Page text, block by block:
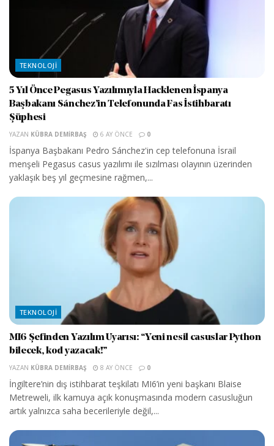
TEKNOLOJI
5 Yıl Önce Pegasus Yazılımıyla Hacklenen İspanya
Başbakanı Sánchez’in Telefonunda Fas İstihbaratı
Şüphesi
YAZAN KÜBRA DEMIRBAŞ 6 AY ÖNCE 0
İspanya Başbakanı Pedro Sánchez'in cep telefonuna İsrail
menşeli Pegasus casus yazılımı ile sızılması olayının üzerinden
yaklaşık beş yıl geçmesine rağmen,...
TEKNOLOJI
MI6 Şefinden Yazılım Uyarısı: “Yeni nesil casuslar Python
bilecek, kod yazacak!”
YAZAN KÜBRA DEMIRBAŞ 8 AY ÖNCE 0
İngiltere’nin dış istihbarat teşkilatı MI6’in yeni başkanı Blaise
Metreweli, ilk kamuya açık konuşmasında modern casusluğun
artık yalnızca saha becerileriyle değil,...